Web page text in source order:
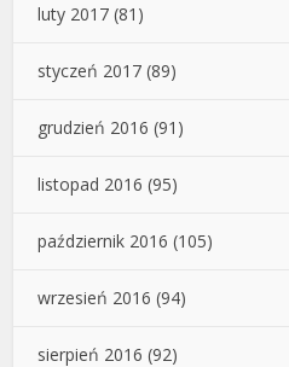
luty 2017 (81)
styczeń 2017 (89)
grudzień 2016 (91)
listopad 2016 (95)
październik 2016 (105)
wrzesień 2016 (94)
sierpień 2016 (92)